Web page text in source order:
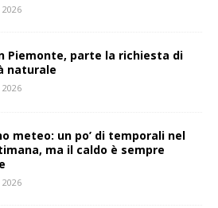
Piemonte, parte la richiesta di
naturale
meteo: un po’ di temporali nel
ma il caldo è sempre